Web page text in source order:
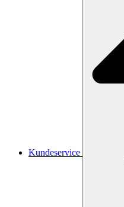
Kundeservice